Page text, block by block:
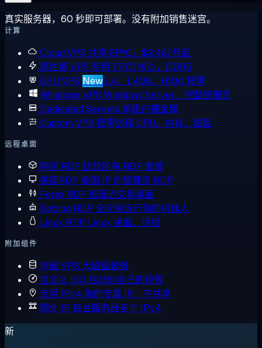
真实服务器，60 秒即可部署。没有附加销售迷宫。
计算
Cloud VPS 共享 EPYC，$2.48/月起
高性能 VPS 专用 EPYC 核心，DDR5
GPU VPS New L4、L40S、H100 按需
Windows VPS Windows Server，完整管理员
Dedicated Servers 单租户裸金属
Custom VPS 按需选择 CPU、内存、磁盘
远程桌面
购买 RDP 比较所有 RDP 套餐
美国RDP 美国 IP 的管理员 RDP
Forex RDP 低延迟交易桌面
Botting RDP 全天候运行你的机器人
Linux RDP Linux 桌面，远程
附加组件
存储 VPS 大磁盘套餐
自定义 ISO 启动你自己的镜像
专用 IPv4 你的专属 IP，不共享
额外 IP 每台服务器多个 IPv4
新